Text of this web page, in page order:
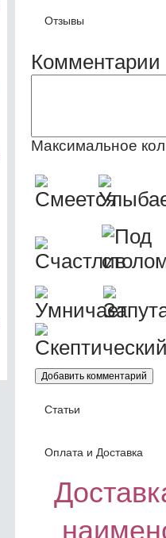
Отзывы
Комментарии
Максимальное
Статьи
Оплата и Доставка